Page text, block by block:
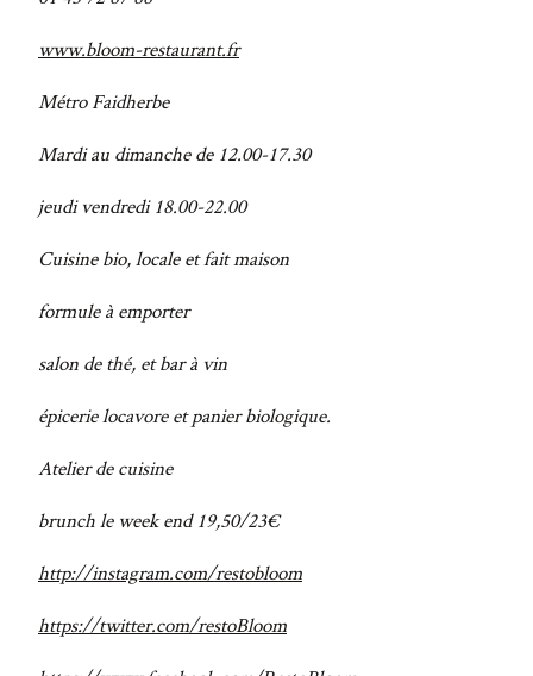
www.bloom-restaurant.fr
Métro Faidherbe
Mardi au dimanche de 12.00-17.30
jeudi vendredi 18.00-22.00
Cuisine bio, locale et fait maison
formule à emporter
salon de thé, et bar à vin
épicerie locavore et panier biologique.
Atelier de cuisine
brunch le week end 19,50/23€
http://instagram.com/restobloom
https://twitter.com/restoBloom